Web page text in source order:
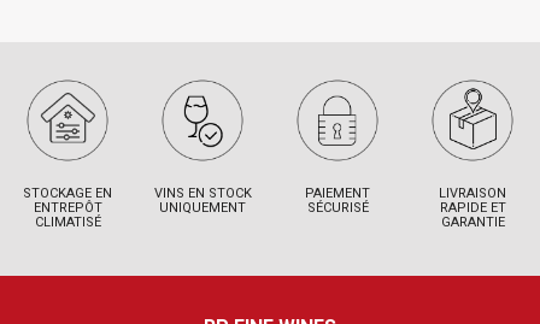
STOCKAGE EN
ENTREPÔT
CLIMATISÉ
VINS EN STOCK
UNIQUEMENT
PAIEMENT
SÉCURISÉ
LIVRAISON
RAPIDE ET
GARANTIE